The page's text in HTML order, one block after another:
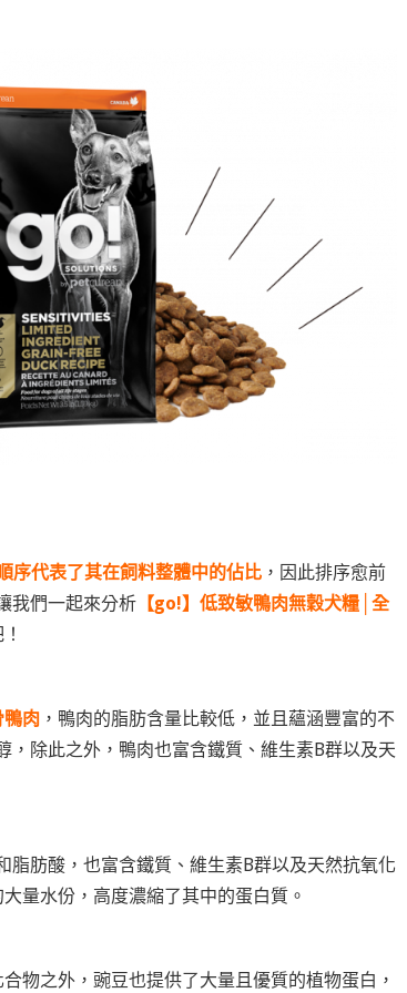
序代表了其在飼料整體中的佔比 ，因此排序愈前
我們一起來分析 【go!】 低致敏鴨肉無穀犬糧│全
肉 ，鴨肉的脂肪含量比較低，並且蘊涵豐富的不
，除此之外，鴨肉也富含鐵質、維生素B群以及天
脂肪酸，也富含鐵質、維生素B群以及天然抗氧化
量水份，高度濃縮了其中的蛋白質。
物之外，豌豆也提供了大量且優質的植物蛋白，